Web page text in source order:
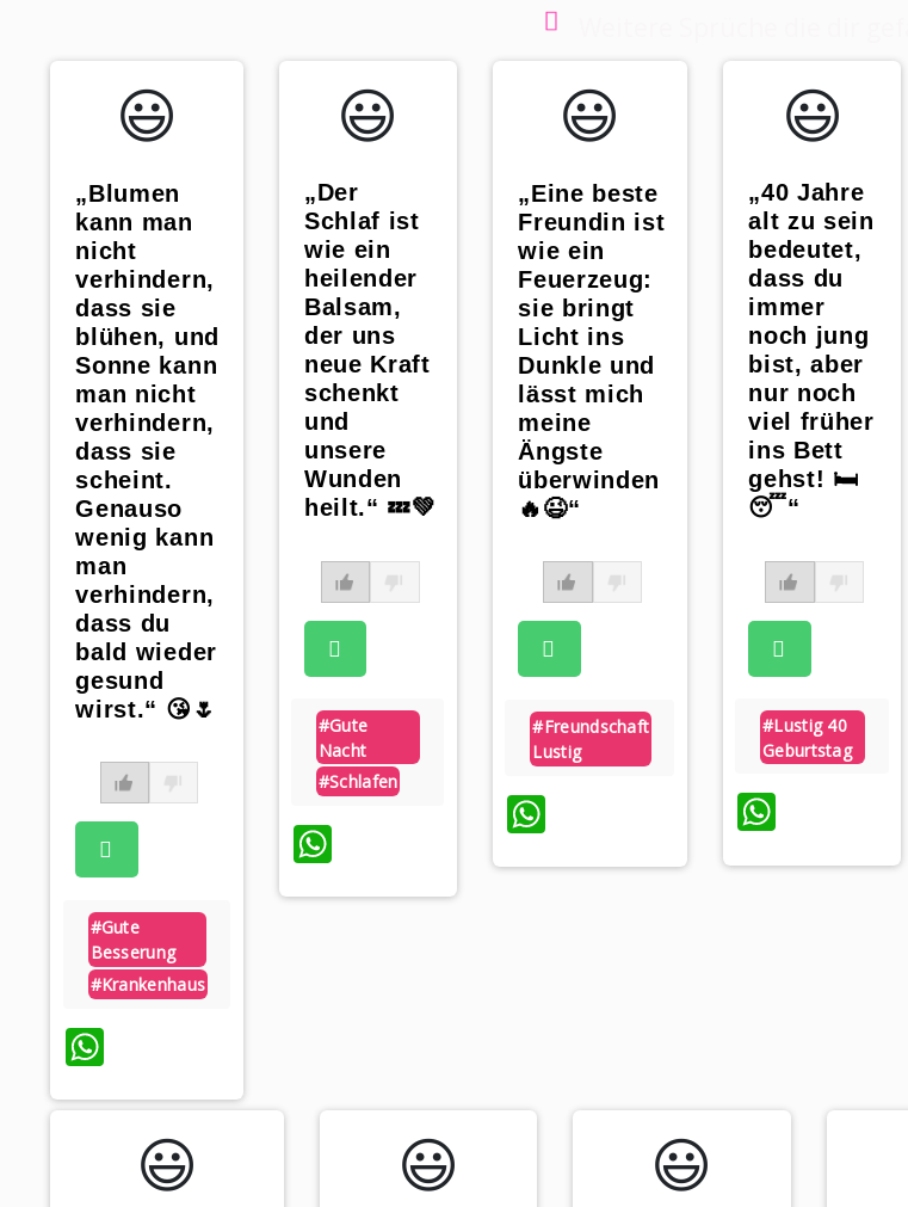
😃️
„Blumen
kann man
nicht
verhindern,
dass sie
blühen, und
Sonne kann
man nicht
verhindern,
dass sie
scheint.
Genauso
wenig kann
man
verhindern,
dass du
bald wieder
gesund
wirst.“ 😘🌷
#gute
Besserung
#krankenhaus
WhatsApp
😃️
„Der
Schlaf ist
wie ein
heilender
Balsam,
der uns
neue Kraft
schenkt
und
unsere
Wunden
heilt.“ 💤💚
#gute
Nacht
#schlafen
WhatsApp
😃️
„Eine beste
Freundin ist
wie ein
Feuerzeug:
sie bringt
Licht ins
Dunkle und
lässt mich
meine
Ängste
überwinden
🔥😉“
#freundschaft
Lustig
😃️
„40 Jahre
alt zu sein
bedeutet,
dass du
immer
noch jung
bist, aber
nur noch
viel früher
ins Bett
gehst! 🛏️
😴“
#lustig 40
Geburtstag
😃️ 😃️ 😃️